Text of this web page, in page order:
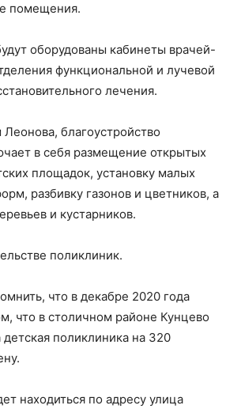
помещения.
оборудованы кабинеты врачей-
функциональной и лучевой
лечения.
благоустройство
в себя размещение открытых
площадок, установку малых
разбивку газонов и цветников, а
и кустарников.
поликлиник.
что в декабре 2020 года
что в столичном районе Кунцево
поликлиника на 320
находиться по адресу улица